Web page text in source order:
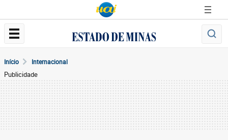
Início Internacional
Publicidade